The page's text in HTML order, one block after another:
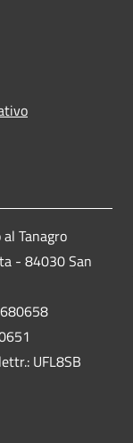
Tanagro
- 84030 San
UFL8SB